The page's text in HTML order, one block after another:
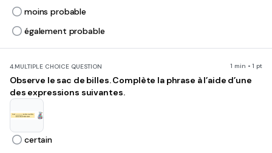
moins probable
également probable
4.MULTIPLE CHOICE QUESTION 1 min • 1 pt
Observe le sac de billes. Complète la phrase à l’aide d’une
des expressions suivantes.
certain